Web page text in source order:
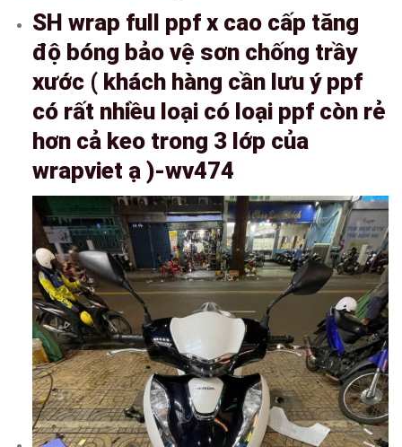
SH wrap full ppf x cao cấp tăng
độ bóng bảo vệ sơn chống trầy
xước ( khách hàng cần lưu ý ppf
có rất nhiều loại có loại ppf còn rẻ
hơn cả keo trong 3 lớp của
wrapviet ạ )-wv474